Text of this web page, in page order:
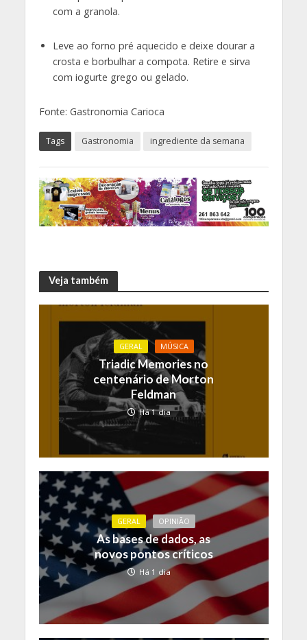
com a granola.
Leve ao forno pré aquecido e deixe dourar a
crosta e borbulhar a compota. Retire e sirva
com iogurte grego ou gelado.
Fonte: Gastronomia Carioca
Tags Gastronomia ingrediente da semana
Veja também
GERAL MÚSICA
Triadic Memories no
centenário de Morton
Feldman
Há 1 dia
GERAL OPINIÃO
As bases de dados, as
novos pontos críticos
Há 1 dia